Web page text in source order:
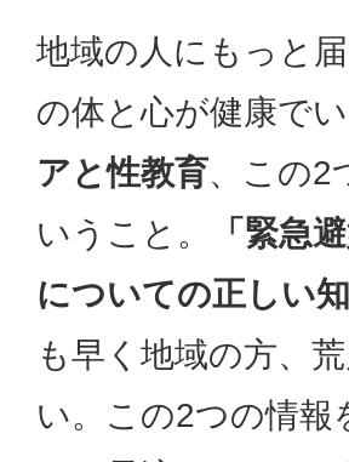
地域の人にもっと
の体と心が健康でい
アと性教育、この2
いうこと。
「緊急
についての正しい
も早く地域の方、
い。この2つの情報